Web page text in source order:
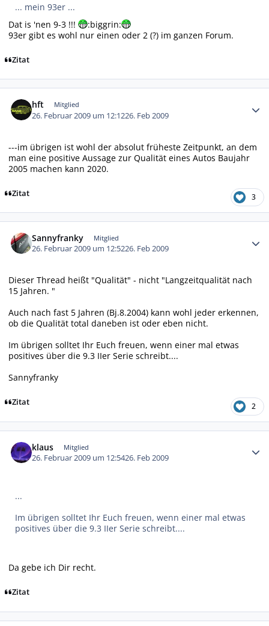
... mein 93er ...
Dat is 'nen 9-3 !!!
:biggrin:
93er gibt es wohl nur einen oder 2 (?) im ganzen Forum.
Zitat
hft Mitglied
26. Februar 2009 um 12:1226. Feb 2009
---im übrigen ist wohl der absolut früheste Zeitpunkt, an dem
man eine positive Aussage zur Qualität eines Autos Baujahr
2005 machen kann 2020.
Zitat 3
Sannyfranky Mitglied
26. Februar 2009 um 12:5226. Feb 2009
Dieser Thread heißt "Qualität" - nicht "Langzeitqualität nach
15 Jahren. "
Auch nach fast 5 Jahren (Bj.8.2004) kann wohl jeder erkennen,
ob die Qualität total daneben ist oder eben nicht.
Im übrigen solltet Ihr Euch freuen, wenn einer mal etwas
positives über die 9.3 IIer Serie schreibt....
Sannyfranky
Zitat 2
klaus Mitglied
26. Februar 2009 um 12:5426. Feb 2009
...
Im übrigen solltet Ihr Euch freuen, wenn einer mal etwas
positives über die 9.3 IIer Serie schreibt....
Da gebe ich Dir recht.
Zitat